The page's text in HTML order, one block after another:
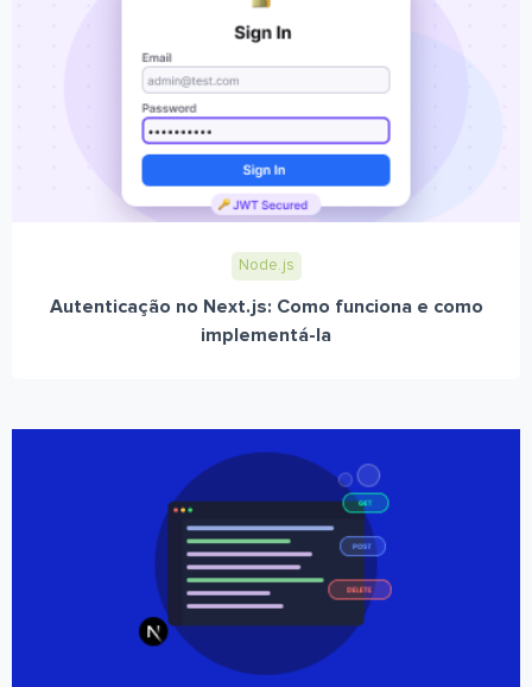
Node.js
Autenticação no Next.js: Como funciona e como
implementá-la